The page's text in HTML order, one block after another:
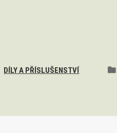
DÍLY A PŘÍSLUŠENSTVÍ